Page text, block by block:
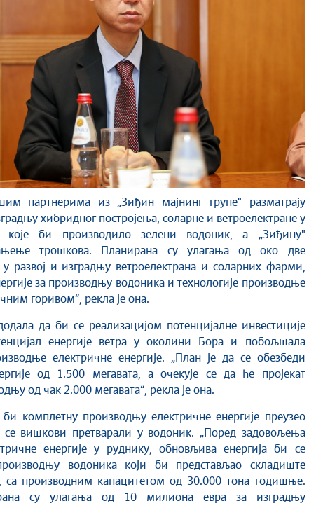
партнерима из „Зиђин мајнинг групе" разматрају
хибридног постројења, соларне и ветроелектране у
које би производило зелени водоник, а „Зиђину"
трошкова. Планирана су улагања од око две
развој и изградњу ветроелектрана и соларних фарми,
за производњу водоника и технологије производње
горивом“, рекла је она.
да би се реализацијом потенцијалне инвестиције
енергије ветра у околини Бора и побољшала
електричне енергије. „План је да се обезбеди
од 1.500 мегавата, а очекује се да ће пројекат
од чак 2.000 мегавата“, рекла је она.
комплетну производњу електричне енергије преузео
вишкови претварали у водоник. „Поред задовољења
енергије у руднику, обновљива енергија би се
водоника који би представљао складиште
са производним капацитетом од 30.000 тона годишње.
су улагања од 10 милиона евра за изградњу